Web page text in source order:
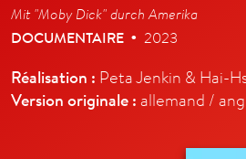
Mit "Moby Dick" durch Amerika
DOCUMENTAIRE • 2023
Réalisation : Peta Jenkin & Hai-
Version originale : allemand /